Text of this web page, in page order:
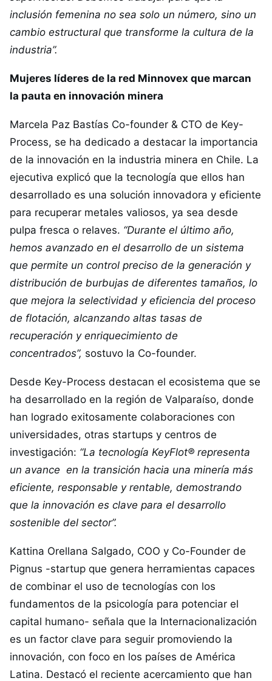
inclusión femenina no sea solo un número, sino un
cambio estructural que transforme la cultura de la
industria”.
Mujeres líderes de la red Minnovex que marcan
la pauta en innovación minera
Marcela Paz Bastías Co-founder & CTO de Key-
Process, se ha dedicado a destacar la importancia
de la innovación en la industria minera en Chile. La
ejecutiva explicó que la tecnología que ellos han
desarrollado es una solución innovadora y eficiente
para recuperar metales valiosos, ya sea desde
pulpa fresca o relaves. “Durante el último año,
hemos avanzado en el desarrollo de un sistema
que permite un control preciso de la generación y
distribución de burbujas de diferentes tamaños, lo
que mejora la selectividad y eficiencia del proceso
de flotación, alcanzando altas tasas de
recuperación y enriquecimiento de
concentrados”, sostuvo la Co-founder.
Desde Key-Process destacan el ecosistema que se
ha desarrollado en la región de Valparaíso, donde
han logrado exitosamente colaboraciones con
universidades, otras startups y centros de
investigación: “La tecnología KeyFlot® representa
un avance en la transición hacia una minería más
eficiente, responsable y rentable, demostrando
que la innovación es clave para el desarrollo
sostenible del sector”.
Kattina Orellana Salgado, COO y Co-Founder de
Pignus -startup que genera herramientas capaces
de combinar el uso de tecnologías con los
fundamentos de la psicología para potenciar el
capital humano- señala que la Internacionalización
es un factor clave para seguir promoviendo la
innovación, con foco en los países de América
Latina. Destacó el reciente acercamiento que han